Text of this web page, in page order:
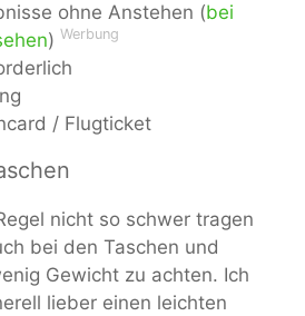
ohne Anstehen (bei
) Werbung
/ Flugticket
nicht so schwer tragen
bei den Taschen und
Gewicht zu achten. Ich
lieber einen leichten